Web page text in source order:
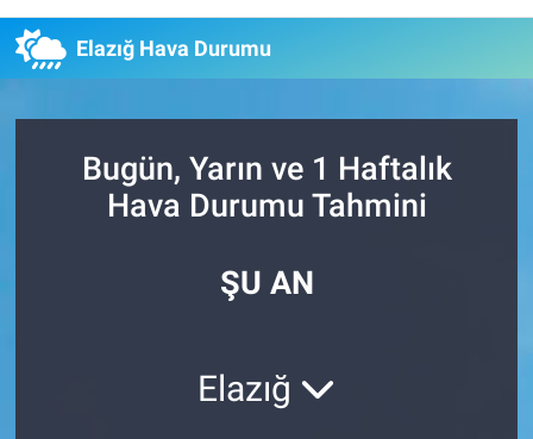
Elazığ Hava Durumu
Bugün, Yarın ve 1 Haftalık
Hava Durumu Tahmini
ŞU AN
Elazığ